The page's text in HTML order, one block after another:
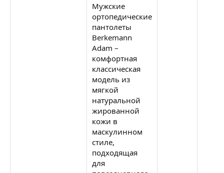
Мужские
ортопедические
пантолеты
Berkemann
Adam –
комфортная
классическая
модель из
мягкой
натуральной
жированной
кожи в
маскулинном
стиле,
подходящая
для